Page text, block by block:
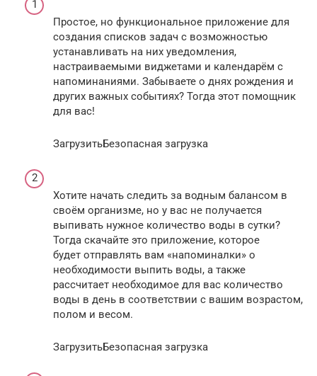
Простое, но функциональное приложение для
создания списков задач с возможностью
устанавливать на них уведомления,
настраиваемыми виджетами и календарём с
напоминаниями. Забываете о днях рождения и
других важных событиях? Тогда этот помощник
для вас!
ЗагрузитьБезопасная загрузка
Хотите начать следить за водным балансом в
своём организме, но у вас не получается
выпивать нужное количество воды в сутки?
Тогда скачайте это приложение, которое
будет отправлять вам «напоминалки» о
необходимости выпить воды, а также
рассчитает необходимое для вас количество
воды в день в соответствии с вашим возрастом,
полом и весом.
ЗагрузитьБезопасная загрузка